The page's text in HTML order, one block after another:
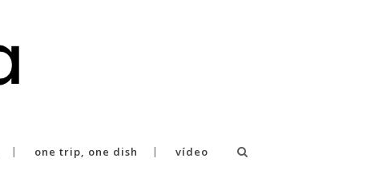
one trip, one dish vídeo